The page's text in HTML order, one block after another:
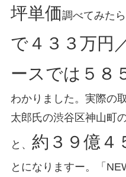
坪単価調べてみたら
で４３３万円
ースでは５８
わかりました。実際の
太郎氏の渋谷区神山町
と、 約３９億４
とになりますー。「